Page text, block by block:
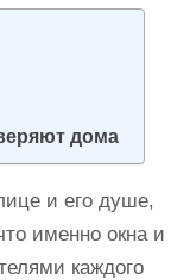
дома
и его душе,
именно окна и
каждого